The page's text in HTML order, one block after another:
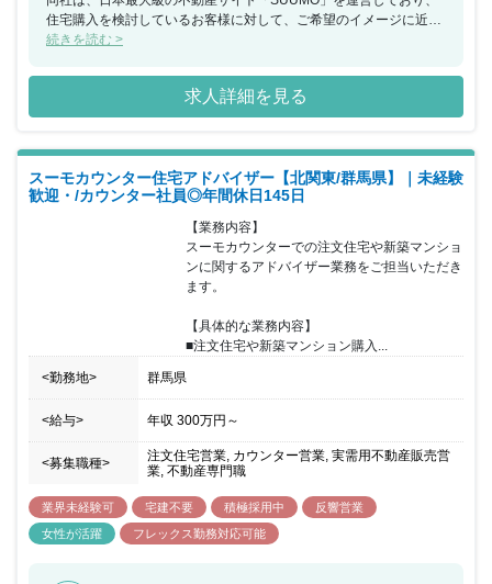
住宅購入を検討しているお客様に対して、ご希望のイメージに近い
住宅・マンションを提供できるハウスメーカーや工務店を無料でご
回、福岡県にてスーモカウンターでの注文住宅や新築マンションに
関するアドバイザー業務をご担当いただける方を募集することとな
りました。お客様はご予約の上来店されるため、1組ごとに2時間程
間に必ずチームで相談する時間を設けているため、不動産未経験の
方でも安心をいただけるような環境であり、チームで協力をしなが
らお客様に向き合いご提案することが可能です。20代～40 代前半
までの女性が活躍しており、個人や店舗内での取り組みで非常に成
果が出た場合などは、『MVP』『MVT』として表彰を受け、事業の
施策として反映されることもあります。半期毎に紹介数・契約率・
カスタマーアンケートなどを総合的に振り返り、強みを評価し、弱
みは克服方法を一緒に考えています。チームで目標設定の上、達成
をチームで目指しています。
続きを読む >
求人詳細を見る
スーモカウンター住宅アドバイザー【北関東/群馬県】｜未経験
歓迎・/カウンター社員◎年間休日145日
【業務内容】
スーモカウンターでの注文住宅や新築マンショ
ンに関するアドバイザー業務をご担当いただき
ます。
【具体的な業務内容】
■注文住宅や新築マンション購入...
<勤務地> 群馬県
<給与> 年収 300万円 ～
<募集職種>
注文住宅営業, カウンター営業, 実需用不動産販売営
業, 不動産専門職
業界未経験可 宅建不要 積極採用中
反響営業
女性が活躍
フレックス勤務対応可能